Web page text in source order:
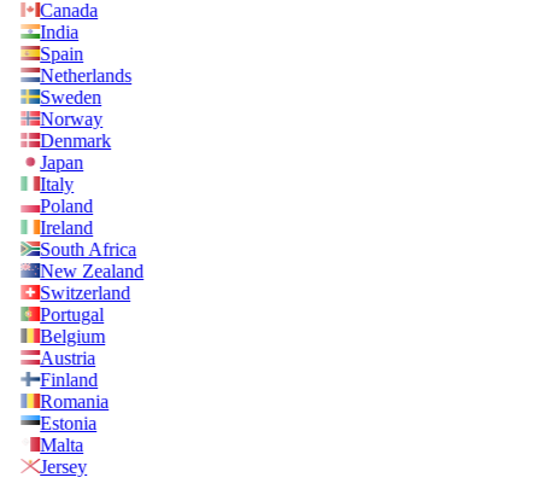
Canada
India
Spain
Netherlands
Sweden
Norway
Denmark
Japan
Italy
Poland
Ireland
South Africa
New Zealand
Switzerland
Portugal
Belgium
Austria
Finland
Romania
Estonia
Malta
Jersey